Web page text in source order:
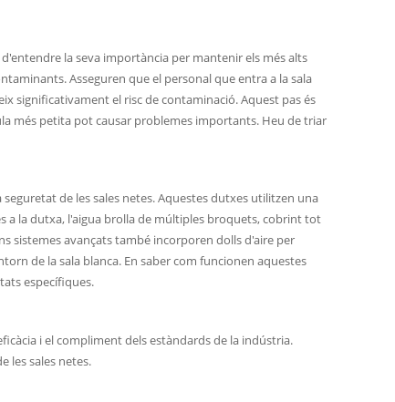
la seva importància per mantenir els més alts
Asseguren que el personal que entra a la sala
significativament el risc de contaminació. Aquest pas és
més petita pot causar problemes importants. Heu de triar
de les sales netes. Aquestes dutxes utilitzen una
a la dutxa, l'aigua brolla de múltiples broquets, cobrint tot
sistemes avançats també incorporen dolls d'aire per
de la sala blanca. En saber com funcionen aquestes
específiques.
i el compliment dels estàndards de la indústria.
les sales netes.